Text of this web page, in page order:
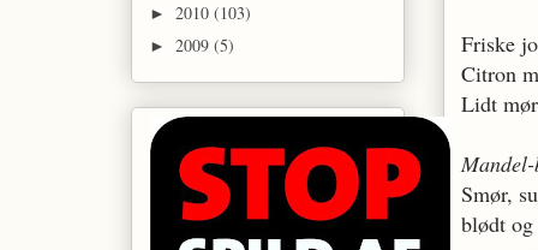
Friske
Citron
Lidt
Smør,
blødt
►2010(103)
►2009(5)